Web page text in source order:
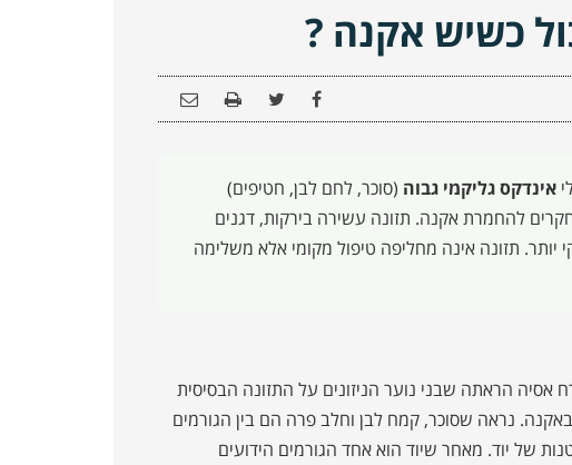
כשיש אקנה ?
אינדקס גליקמי גבוה (סוכר, לחם לבן, חטיפים)
להחמרת אקנה. תזונה עשירה בירקות, דגנים
בעור נקי יותר. תזונה אינה מחליפה טיפול מקומי אלא משלימה
הראתה שבני נוער הניזונים על התזונה הבסיסית
נראה שסוכר, קמח לבן וחלב פרה הם בין הגורמים
של יוד. מאחר שיוד הוא אחד הגורמים הידועים